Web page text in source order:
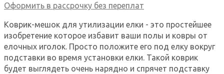
Оформить в рассрочку без переплат
Коврик-мешок для утилизации елки - это простейшее
изобретение которое избавит ваши полы и ковры от
елочных иголок. Просто положите его под елку вокруг
подставки во время установки елки. Такой коврик
будет выглядеть очень нарядно и спрячет подставку